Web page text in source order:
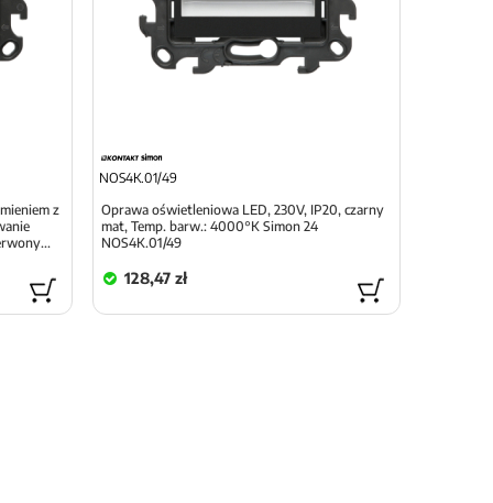
z
NOS4K.01/49
Oprawa oświetleniowa LED, 230V, IP20, czarny
mat, Temp. barw.: 4000°K Simon 24
NOS4K.01/49
128,47 zł